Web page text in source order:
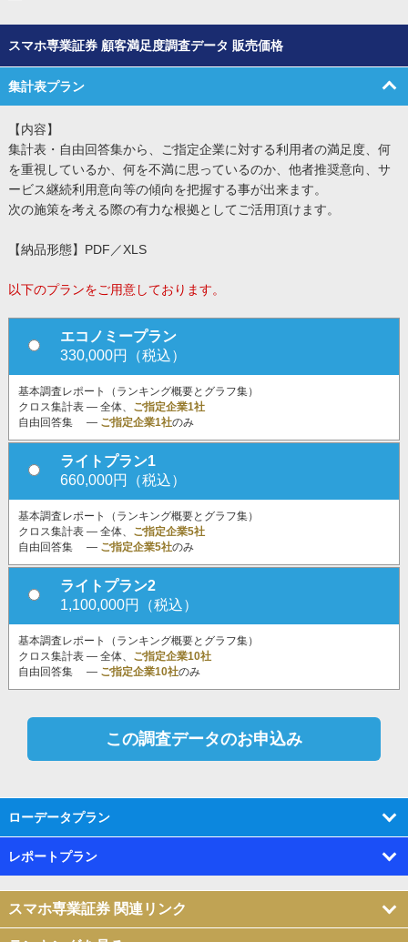
スマホ専業証券 顧客満足度調査データ 販売価格
集計表プラン
【内容】
集計表・自由回答集から、ご指定企業に対する利用者の満足度、何
を重視しているか、何を不満に思っているのか、他者推奨意向、サ
ービス継続利用意向等の傾向を把握する事が出来ます。
次の施策を考える際の有力な根拠としてご活用頂けます。
【納品形態】PDF／XLS
以下のプランをご用意しております。
エコノミープラン
330,000円（税込）
基本調査レポート（ランキング概要とグラフ集）
クロス集計表 ― 全体、 ご指定企業1社
自由回答集 ― ご指定企業1社のみ
ライトプラン1
660,000円（税込）
基本調査レポート（ランキング概要とグラフ集）
クロス集計表 ― 全体、 ご指定企業5社
自由回答集 ― ご指定企業5社のみ
ライトプラン2
1,100,000円（税込）
基本調査レポート（ランキング概要とグラフ集）
クロス集計表 ― 全体、 ご指定企業10社
自由回答集 ― ご指定企業10社のみ
ローデータプラン
レポートプラン
スマホ専業証券 関連リンク